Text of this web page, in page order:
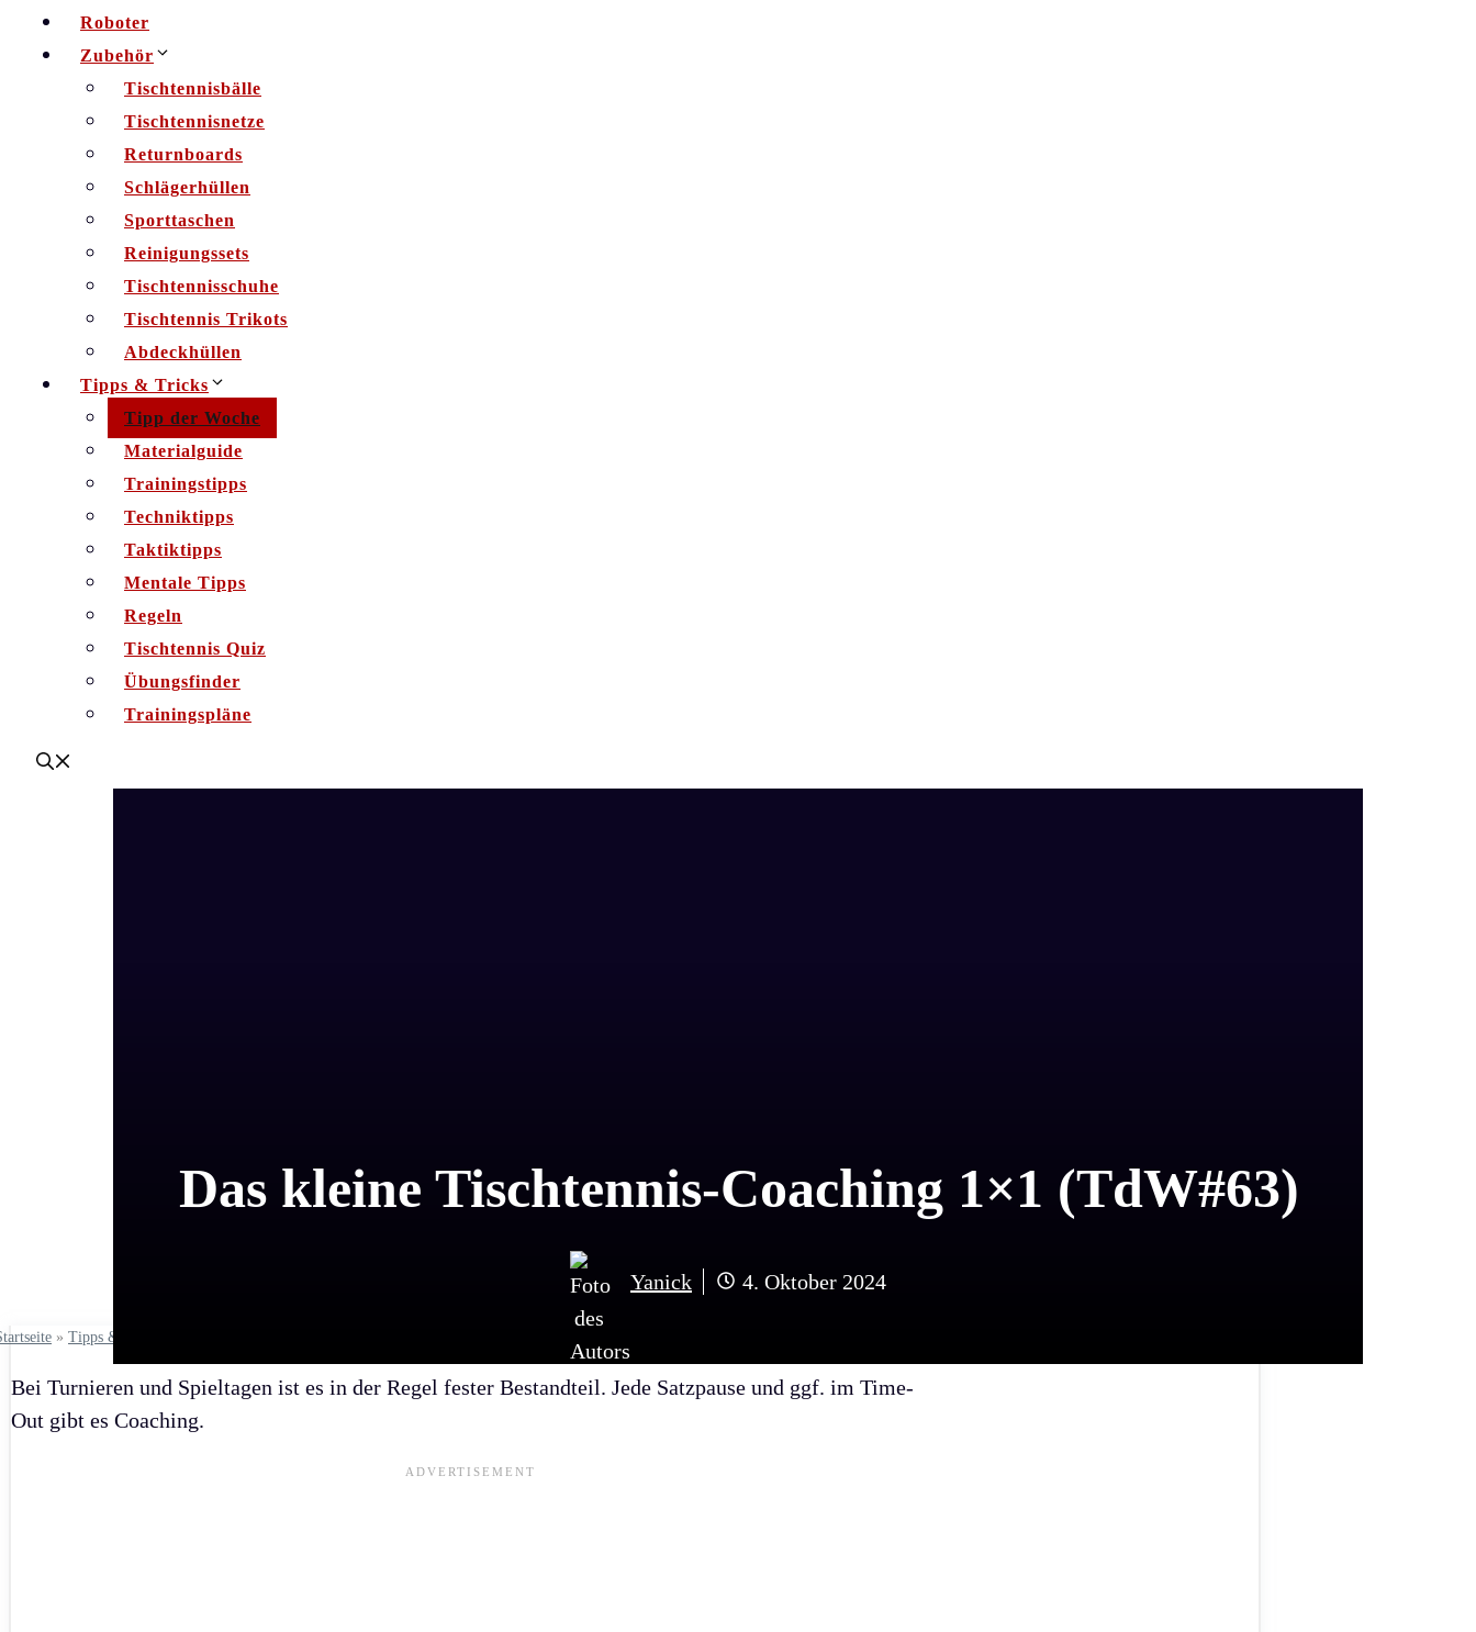
Roboter
Zubehör
Tischtennisbälle
Tischtennisnetze
Returnboards
Schlägerhüllen
Sporttaschen
Reinigungssets
Tischtennisschuhe
Tischtennis Trikots
Abdeckhüllen
Tipps & Tricks
Tipp der Woche
Materialguide
Trainingstipps
Techniktipps
Taktiktipps
Mentale Tipps
Regeln
Tischtennis Quiz
Übungsfinder
Trainingspläne
Das kleine Tischtennis-Coaching 1×1 (TdW#63)
Yanick 4. Oktober 2024
» Tipps & Regeln
Bei Turnieren und Spieltagen ist es in der Regel fester Bestandteil. Jede Satzpause und ggf. im Time-
Out gibt es Coaching.